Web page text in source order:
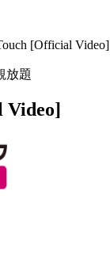
[Official Video]
放題
Video]